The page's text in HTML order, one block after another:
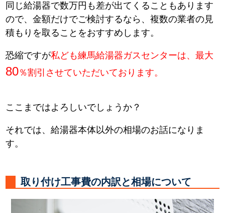
同じ給湯器で数万円も差が出てくることもあります
ので、金額だけでご検討するなら、複数の業者の見
積もりを取ることをおすすめします。
恐縮ですが私ども練馬給湯器ガスセンターは、最大
80％割引させていただいております。
ここまではよろしいでしょうか？
それでは、給湯器本体以外の相場のお話になりま
す。
取り付け工事費の内訳と相場について